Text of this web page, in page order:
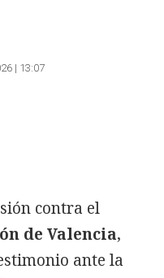
| 13:07
contra el
de Valencia,
ante la